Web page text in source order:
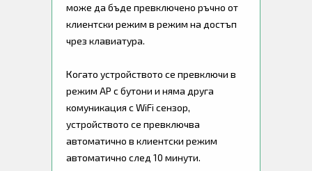
може да бъде превключено ръчно от
клиентски режим в режим на достъп
чрез клавиатура.
Когато устройството се превключи в
режим AP с бутони и няма друга
комуникация с WiFi сензор,
устройството се превключва
автоматично в клиентски режим
автоматично след 10 минути.